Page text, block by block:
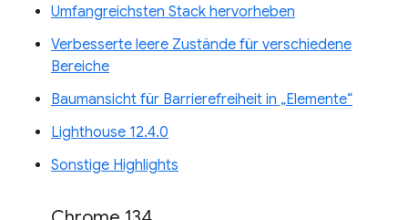
Umfangreichsten Stack hervorheben
Verbesserte leere Zustände für verschiedene
Bereiche
Baumansicht für Barrierefreiheit in „Elemente“
Lighthouse 12.4.0
Sonstige Highlights